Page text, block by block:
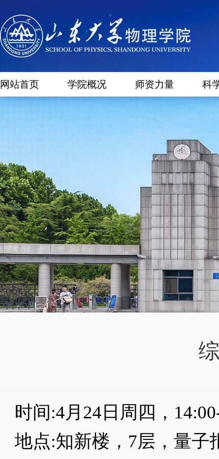
网站首页 学院概况 师资力量 科
时间:4月24日周四，
地点:知新楼，7层，量子